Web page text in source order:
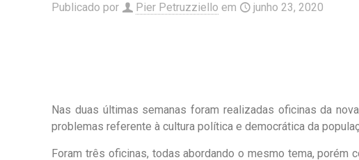
Publicado por Pier Petruzziello em junho 23, 2020
Nas duas últimas semanas foram realizadas oficinas da
problemas referente à cultura política e democrática da
Foram três oficinas, todas abordando o mesmo tema, porém